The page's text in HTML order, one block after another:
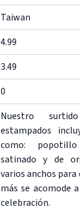
Taiwan
4.99
3.49
0
Nuestro
estampados
como:
satinado y de
varios anchos para
más se acomode
celebración.